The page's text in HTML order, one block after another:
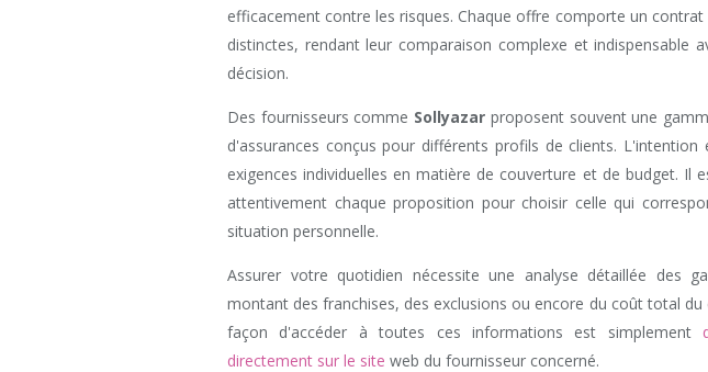
efficacement contre les risques. Chaque offre comporte un contrat
distinctes, rendant leur comparaison complexe et indispensable
décision.
Des fournisseurs comme Sollyazar proposent souvent une
d'assurances conçus pour différents profils de clients. L'intention
exigences individuelles en matière de couverture et de budget. Il
attentivement chaque proposition pour choisir celle qui
situation personnelle.
Assurer votre quotidien nécessite une analyse détaillée des
montant des franchises, des exclusions ou encore du coût total du
façon d'accéder à toutes ces informations est simplement
directement sur le site web du fournisseur concerné.